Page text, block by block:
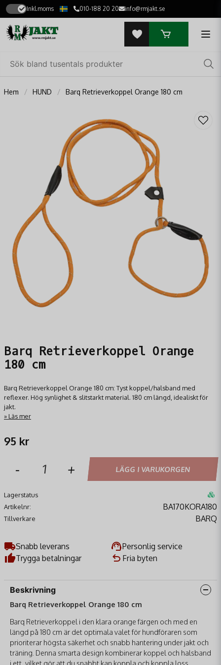
Inkl.moms 010-188 20 20 info@rmjakt.se
Hem HUND Barq Retrieverkoppel Orange 180 cm
Barq Retrieverkoppel Orange
180 cm
Barq Retrieverkoppel Orange 180 cm: Tyst koppel/halsband med
reflexer. Hög synlighet & slitstarkt material. 180 cm längd, idealiskt för
jakt.
Läs mer
95 kr
- + LÄGG I VARUKORGEN
Lagerstatus
Artikelnr:
BA170KORA180
Tillverkare BARQ
Snabb leverans
Personlig service
Trygga betalningar
Fria byten
Beskrivning
Barq Retrieverkoppel Orange 180 cm
Barq Retrieverkoppel i den klara orange färgen och med en
längd på 180 cm är det optimala valet för hundföraren som
prioriterar högsta säkerhet och snabb hantering under jakt och
träning. Denna smarta design kombinerar koppel och halsband
i ett, vilket gör att du snabbt kan koppla och koppla loss